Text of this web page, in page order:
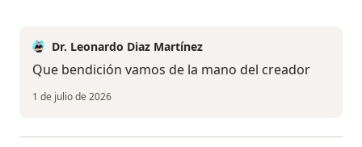
Dr. Leonardo Diaz Martínez
Que bendición vamos de la mano del creador
1 de julio de 2026